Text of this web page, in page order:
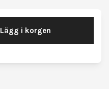
Lägg i korgen